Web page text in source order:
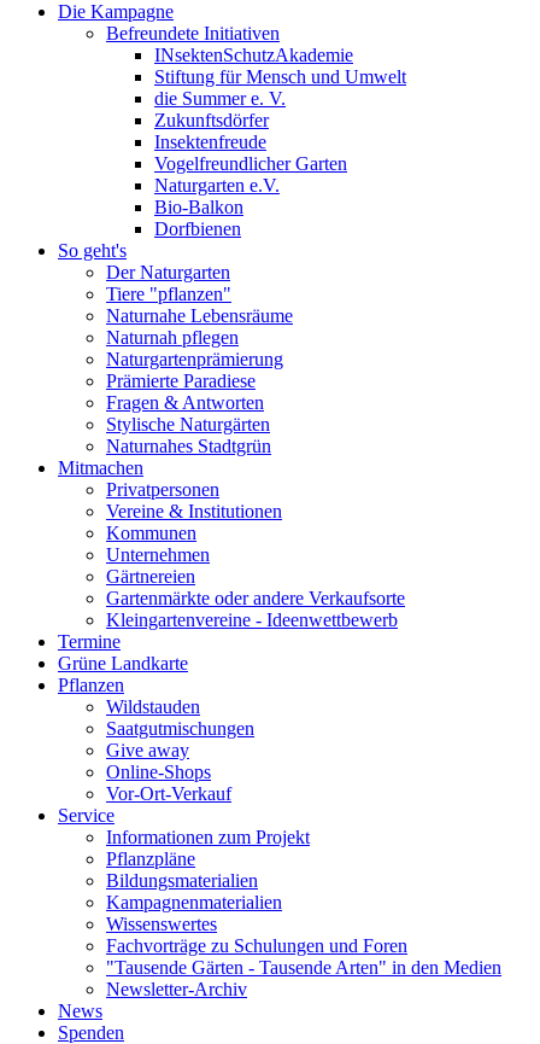
Die Kampagne
Befreundete Initiativen
INsektenSchutzAkademie
Stiftung für Mensch und Umwelt
die Summer e. V.
Zukunftsdörfer
Insektenfreude
Vogelfreundlicher Garten
Naturgarten e.V.
Bio-Balkon
Dorfbienen
So geht's
Der Naturgarten
Tiere "pflanzen"
Naturnahe Lebensräume
Naturnah pflegen
Naturgartenprämierung
Prämierte Paradiese
Fragen & Antworten
Stylische Naturgärten
Naturnahes Stadtgrün
Mitmachen
Privatpersonen
Vereine & Institutionen
Kommunen
Unternehmen
Gärtnereien
Gartenmärkte oder andere Verkaufsorte
Kleingartenvereine - Ideenwettbewerb
Termine
Grüne Landkarte
Pflanzen
Wildstauden
Saatgutmischungen
Give away
Online-Shops
Vor-Ort-Verkauf
Service
Informationen zum Projekt
Pflanzpläne
Bildungsmaterialien
Kampagnenmaterialien
Wissenswertes
Fachvorträge zu Schulungen und Foren
"Tausende Gärten - Tausende Arten" in den Medien
Newsletter-Archiv
News
Spenden